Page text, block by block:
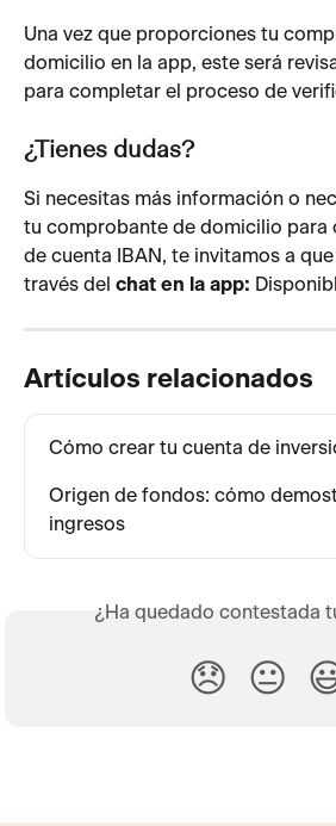
Una vez que proporciones tu
domicilio en la app, este será
para completar el proceso de
¿Tienes dudas?
Si necesitas más información o
tu comprobante de domicilio para
de cuenta IBAN, te invitamos a
través del chat en la app:
Artículos relacionados
Cómo crear tu cuenta de
Origen de fondos: cómo
ingresos
¿Ha quedado contestada
😞 😐